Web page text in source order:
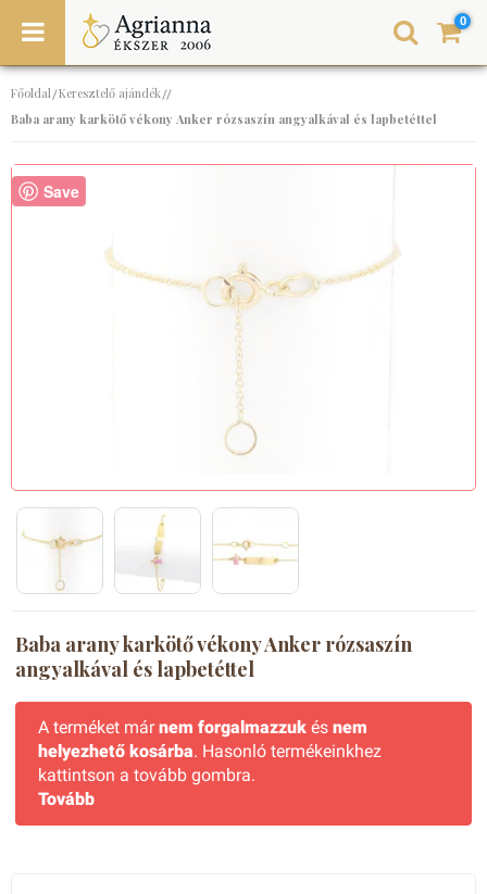
0
Főoldal/Keresztelő ajándék//
Baba arany karkötő vékony Anker rózsaszín angyalkával és lapbetéttel
Save
Baba arany karkötő vékony Anker rózsaszín
angyalkával és lapbetéttel
A terméket márnem forgalmazzuk és nem
helyezhető kosárba. Hasonló termékeinkhez
kattintson a tovább gombra.
Tovább